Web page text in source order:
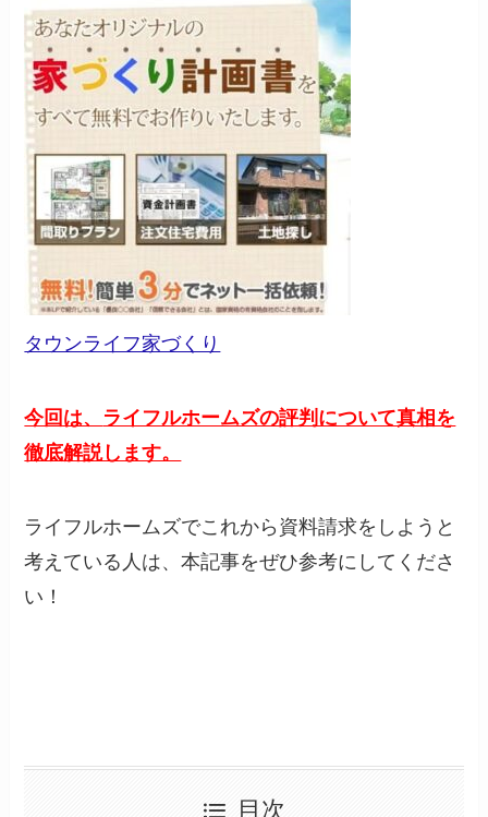
タウンライフ家づくり
今回は、 ライフルホームズの評判について真相を
徹底解説します。
ライフルホームズでこれから資料請求をしようと
考えている人は、本記事をぜひ参考にしてくださ
い！
目次